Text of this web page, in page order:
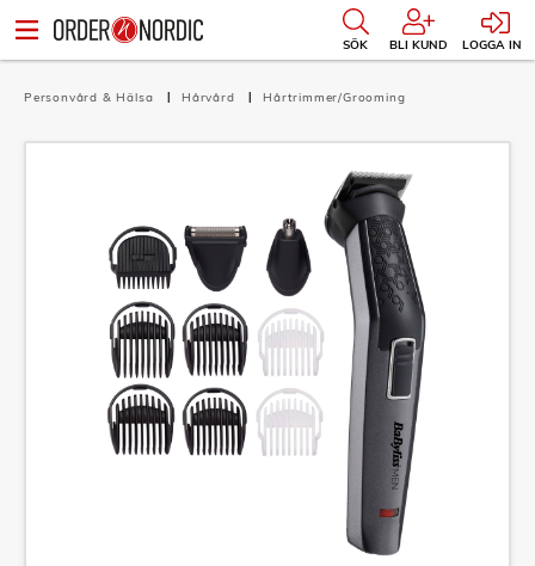
SÖK BLI KUND LOGGA IN
Personvård & Hälsa Hårvård Hårtrimmer/Grooming